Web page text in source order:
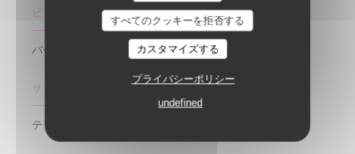
すべてのクッキーを拒否する
カスタマイズする
プライバシーポリシー
undefined
ビジネスタイプ
バーブラッセリー
テラス